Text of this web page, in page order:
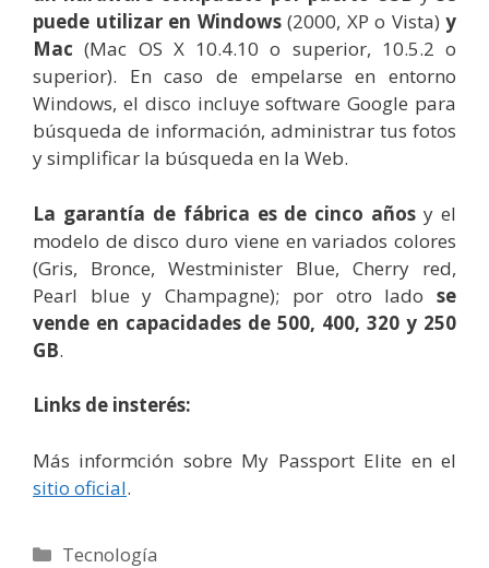
puede utilizar en Windows(2000, XP o Vista) y
Mac (Mac OS X 10.4.10 o superior, 10.5.2 o
superior). En caso de empelarse en entorno
Windows, el disco incluye software Google para
búsqueda de información, administrar tus fotos
y simplificar la búsqueda en la Web.
La garantía de fábrica es de cinco años y el
modelo de disco duro viene en variados colores
(Gris, Bronce, Westminister Blue, Cherry red,
Pearl blue y Champagne); por otro lado se
vende en capacidades de 500, 400, 320 y 250
GB.
Links de insterés:
Más informción sobre My Passport Elite en el
sitio oficial.
Categorías
Tecnología